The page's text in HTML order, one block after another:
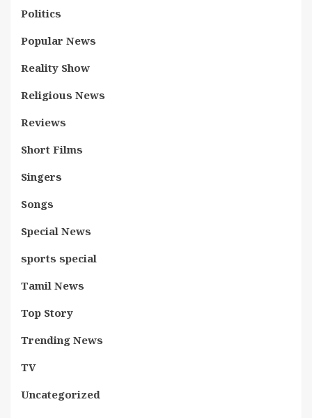
Politics
Popular News
Reality Show
Religious News
Reviews
Short Films
Singers
Songs
Special News
sports special
Tamil News
Top Story
Trending News
TV
Uncategorized